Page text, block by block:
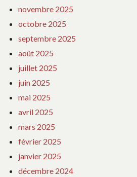
novembre 2025
octobre 2025
septembre 2025
août 2025
juillet 2025
juin 2025
mai 2025
avril 2025
mars 2025
février 2025
janvier 2025
décembre 2024